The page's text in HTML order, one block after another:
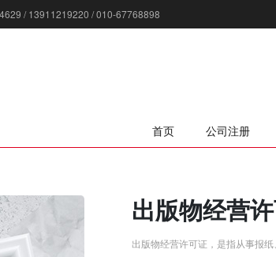
/ 13911219220 / 010-67768898
首页 公司注册
出版物经营
出版物经营许可证，是指从事报